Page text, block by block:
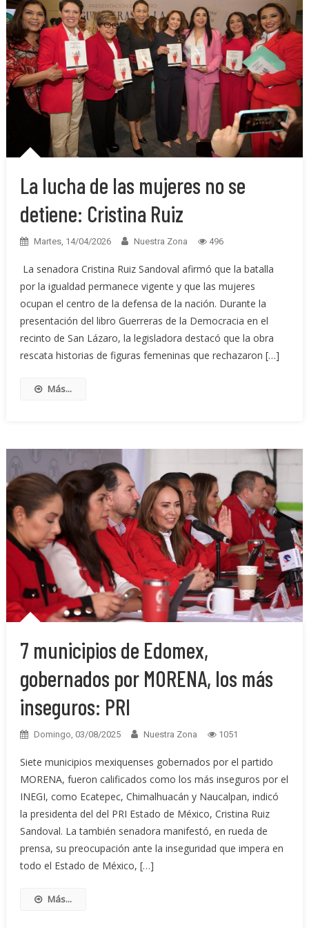
La lucha de las mujeres no se
detiene: Cristina Ruiz
Martes, 14/04/2026 Nuestra Zona 496
La senadora Cristina Ruiz Sandoval afirmó que la batalla
por la igualdad permanece vigente y que las mujeres
ocupan el centro de la defensa de la nación. Durante la
presentación del libro Guerreras de la Democracia en el
recinto de San Lázaro, la legisladora destacó que la obra
rescata historias de figuras femeninas que rechazaron […]
Más...
7 municipios de Edomex,
gobernados por MORENA, los más
inseguros: PRI
Domingo, 03/08/2025 Nuestra Zona 1051
Siete municipios mexiquenses gobernados por el partido
MORENA, fueron calificados como los más inseguros por el
INEGI, como Ecatepec, Chimalhuacán y Naucalpan, indicó
la presidenta del del PRI Estado de México, Cristina Ruiz
Sandoval. La también senadora manifestó, en rueda de
prensa, su preocupación ante la inseguridad que impera en
todo el Estado de México, […]
Más...